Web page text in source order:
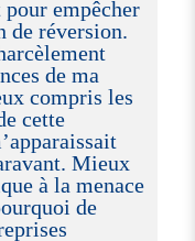
empêcher
de réversion.
de ma
compris les
cette
Mieux
à la menace
de